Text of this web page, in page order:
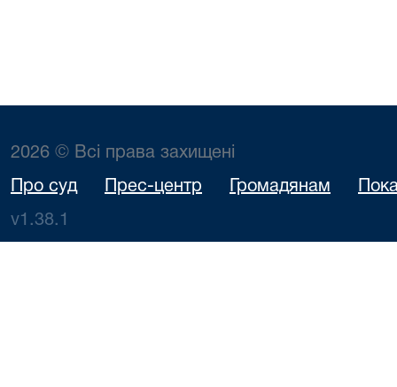
2026 © Всі права захищені
Про суд Прес-центр Громадянам
v1.38.1